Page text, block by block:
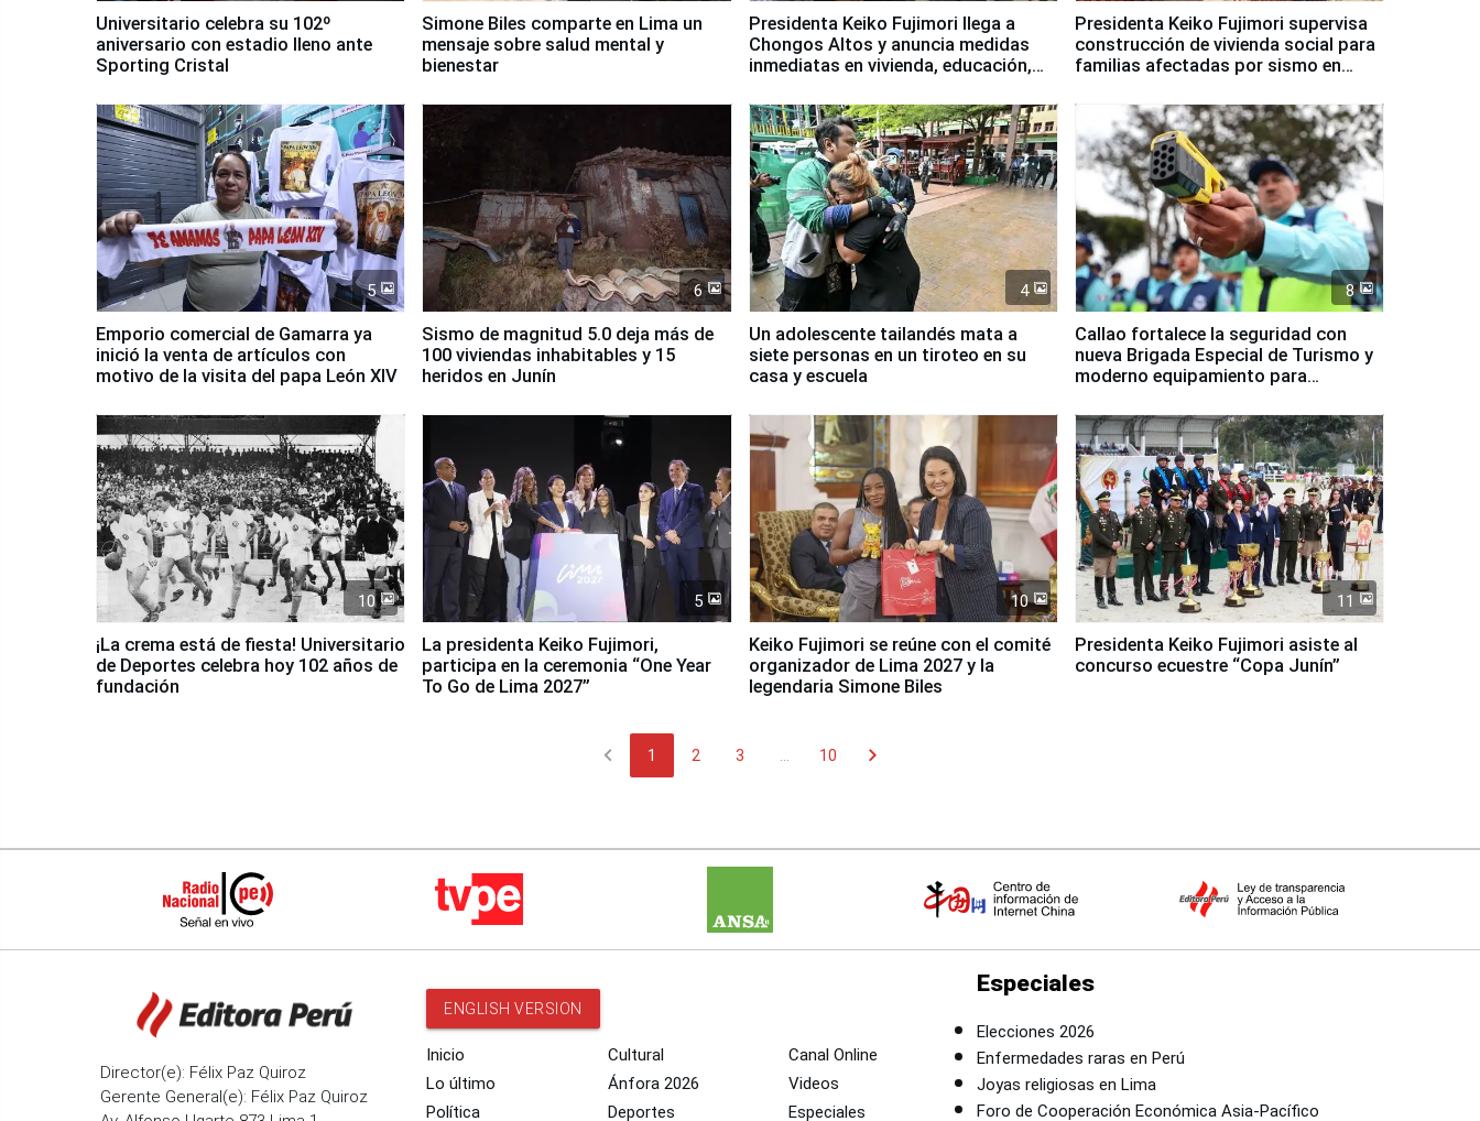
Universitario celebra su 102º
aniversario con estadio lleno ante
Sporting Cristal
Simone Biles comparte en Lima un
mensaje sobre salud mental y
bienestar
Presidenta Keiko Fujimori llega a
Chongos Altos y anuncia medidas
inmediatas en vivienda, educación,
Presidenta Keiko Fujimori supervisa
construcción de vivienda social para
familias afectadas por sismo en
5
Emporio comercial de Gamarra ya
inició la venta de artículos con
motivo de la visita del papa León XIV
6
Sismo de magnitud 5.0 deja más de
100 viviendas inhabitables y 15
heridos en Junín
4
Un adolescente tailandés mata a
siete personas en un tiroteo en su
casa y escuela
8
Callao fortalece la seguridad con
nueva Brigada Especial de Turismo y
moderno equipamiento para
10
¡La crema está de fiesta! Universitario
de Deportes celebra hoy 102 años de
fundación
5
La presidenta Keiko Fujimori,
participa en la ceremonia “One Year
To Go de Lima 2027”
10
Keiko Fujimori se reúne con el comité
organizador de Lima 2027 y la
legendaria Simone Biles
11
Presidenta Keiko Fujimori asiste al
concurso ecuestre “Copa Junín”
chevron_left 1 2 3 10 chevron_right
Director(e): Félix Paz Quiroz
Gerente General(e): Félix Paz Quiroz
ENGLISH VERSION
Inicio
Lo último
Política
Cultural
Ánfora 2026
Deportes
Canal Online
Videos
Especiales
Especiales
Elecciones 2026
Enfermedades raras en Perú
Joyas religiosas en Lima
Foro de Cooperación Económica Asia-Pacífico